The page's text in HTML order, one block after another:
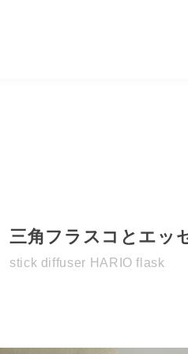
三角フラスコとエッ
stick diffuser HARIO flask